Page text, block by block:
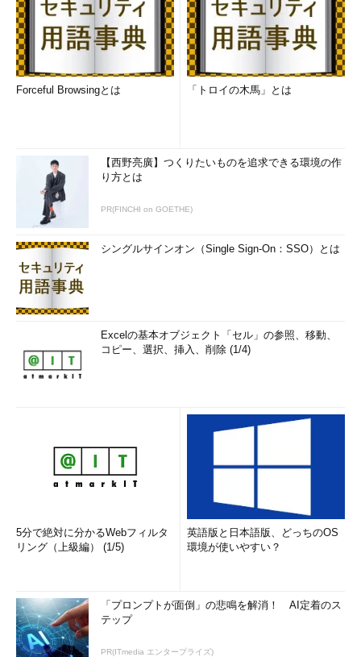
Forceful Browsingとは 「トロイの木馬」とは
【西野亮廣】つくりたいものを追求できる環境の作
り方とは
PR(FINCHI on GOETHE)
シングルサインオン（Single Sign-On：SSO）とは
Excelの基本オブジェクト「セル」の参照、移動、
コピー、選択、挿入、削除 (1/4)
5分で絶対に分かるWebフィルタ
リング（上級編） (1/5)
英語版と日本語版、どっちのOS
環境が使いやすい？
「プロンプトが面倒」の悲鳴を解消！ AI定着のス
テップ
PR(ITmedia エンタープライズ)